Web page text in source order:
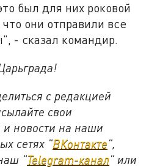
был для них роковой
они отправили все
- сказал командир.
с редакцией
свои
новости на наши
сетях "ВКонтакте",
"Telegram-канал" или